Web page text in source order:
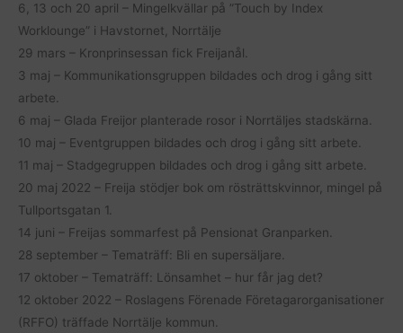
6, 13 och 20 april – Mingelkvällar på ”Touch by Index
Worklounge” i Havstornet, Norrtälje
29 mars – Kronprinsessan fick Freijanål.
3 maj – Kommunikationsgruppen bildades och drog i gång sitt
arbete.
6 maj – Glada Freijor planterade rosor i Norrtäljes stadskärna.
10 maj – Eventgruppen bildades och drog i gång sitt arbete.
11 maj – Stadgegruppen bildades och drog i gång sitt arbete.
20 maj 2022 – Freija stödjer bok om rösträttskvinnor, mingel på
Tullportsgatan 1.
14 juni – Freijas sommarfest på Pensionat Granparken.
28 september – Tematräff: Bli en supersäljare.
17 oktober – Tematräff: Lönsamhet – hur får jag det?
12 oktober 2022 – Roslagens Förenade Företagarorganisationer
(RFFO) träffade Norrtälje kommun.